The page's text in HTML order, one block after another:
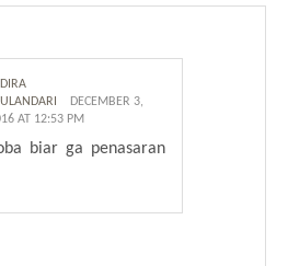
DECEMBER 3,
AT 12:53 PM
biar ga penasaran